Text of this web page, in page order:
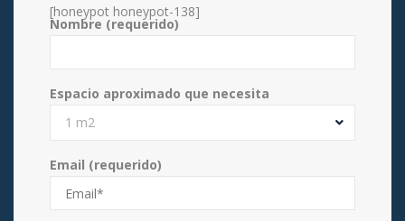
[honeypot honeypot-138]
Nombre (requerido)
Espacio aproximado que necesita
1 m2
Email (requerido)